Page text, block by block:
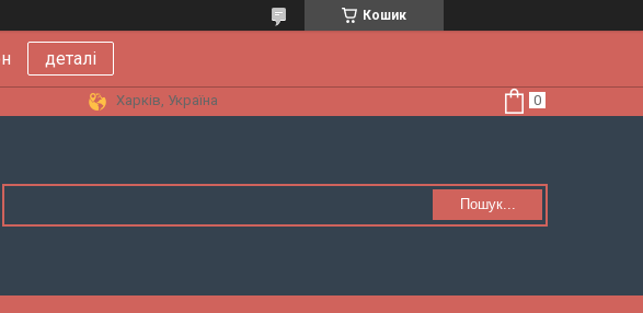
Кошик
деталі
Харків, Україна
Пошук...